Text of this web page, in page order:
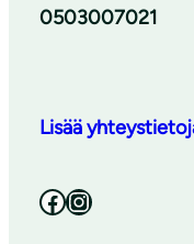
0503007021
Lisää
Facebook Instagram